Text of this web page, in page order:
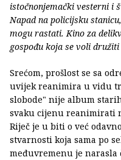
istočnonjemački vesterni i
Napad na policijsku
mogu rastati. Kino za
gospođu koja se voli
Srećom, prošlost se sa
uvijek reanimira u vidu
slobode" nije album
svaku cijenu reanimirati
Riječ je u biti o već
stvarnosti koja sama po
međuvremenu je